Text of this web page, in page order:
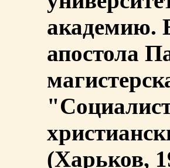
академию.
апостола
(Харьков,